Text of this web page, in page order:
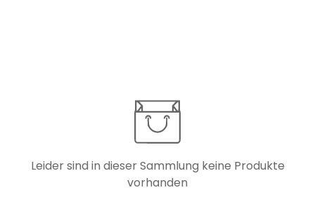
Leider sind in dieser Sammlung keine Produkte
vorhanden